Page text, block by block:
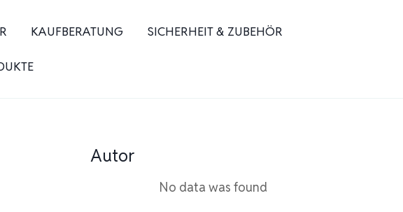
KAUFBERATUNG SICHERHEIT & ZUBEHÖR
Autor
No data was found